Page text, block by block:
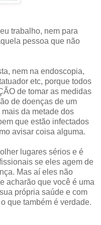
trabalho, nem para
pessoa que não
nem na endoscopia,
etc, porque todos
de tomar as medidas
de doenças de um
da metade dos
que estão infectados
avisar coisa alguma.
lugares sérios e é
se eles agem de
Mas aí eles não
acharão que você é uma
própria saúde e com
que também é verdade.